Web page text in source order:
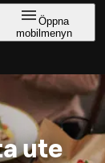
Öppna
mobilmenyn
ute